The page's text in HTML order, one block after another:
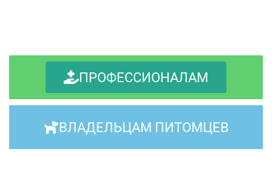
ПРОФЕССИОНАЛАМ
ВЛАДЕЛЬЦАМ ПИТОМЦЕВ